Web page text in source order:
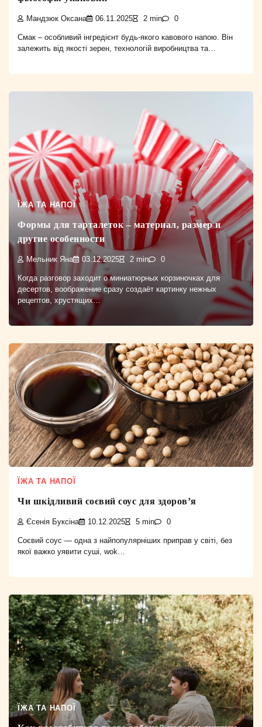
Мандзюк Оксана 06.11.2025 2 min 0
Смак – особливий інгредієнт будь-якого кавового напою. Він
залежить від якості зерен, технологій виробництва та…
ЇЖА ТА НАПОЇ
Формы для тарталеток – материал, размер и
другие особенности
Мельник Яна 03.12.2025 2 min 0
Когда разговор заходит о миниатюрных корзиночках для
десертов, воображение сразу создаёт картинку нежных
рецептов, хрустящих…
ЇЖА ТА НАПОЇ
Чи шкідливий соєвий соус для здоров’я
Єсенія Буксіна 10.12.2025 5 min 0
Соєвий соус — одна з найпопулярніших приправ у світі, без
якої важко уявити суші, wok…
ЇЖА ТА НАПОЇ